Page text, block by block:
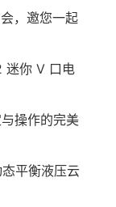
，邀您一起
迷你 V 口电
操作的完美
平衡液压云